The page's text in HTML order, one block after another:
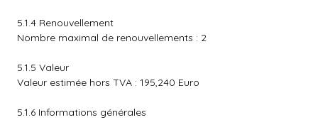
5.1.4 Renouvellement
Nombre maximal de renouvellements : 2
5.1.5 Valeur
Valeur estimée hors TVA : 195,240 Euro
5.1.6 Informations générales